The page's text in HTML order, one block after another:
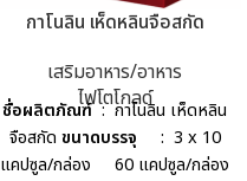
กาโนลิน เห็ดหลินจือสกัด
เสริมอาหาร/อาหาร
ไฟโตโกลด์
ชื่อผลิตภัณฑ์: กาโนลิน เห็ดหลิน
จือสกัด ขนาดบรรจุ : 3 x 10
แคปซูล/กล่อง 60 แคปซูล/กล่อง